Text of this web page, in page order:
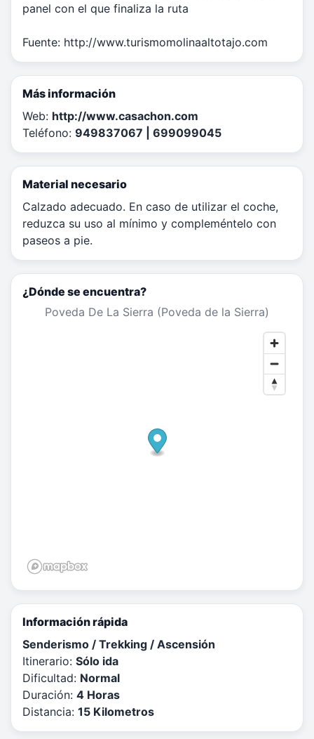
panel con el que finaliza la ruta
Fuente: http://www.turismomolinaaltotajo.com
Más información
Web: http://www.casachon.com
Teléfono: 949837067 | 699099045
Material necesario
Calzado adecuado. En caso de utilizar el coche,
reduzca su uso al mínimo y compleméntelo con
paseos a pie.
¿Dónde se encuentra?
Poveda De La Sierra (Poveda de la Sierra)
Información rápida
Senderismo / Trekking / Ascensión
Itinerario: Sólo ida
Dificultad: Normal
Duración: 4 Horas
Distancia: 15 Kilometros